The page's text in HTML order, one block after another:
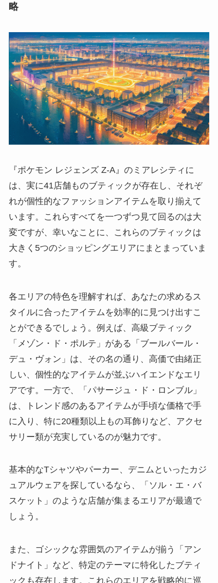
略
『ポケモン レジェンズ Z-A』のミアレシティに
は、実に41店舗ものブティックが存在し、それぞ
れが個性的なファッションアイテムを取り揃えて
います。これらすべてを一つずつ見て回るのは大
変ですが、幸いなことに、これらのブティックは
大きく5つのショッピングエリアにまとまっていま
す。
各エリアの特色を理解すれば、あなたの求めるス
タイルに合ったアイテムを効率的に見つけ出すこ
とができるでしょう。例えば、高級ブティック
「メゾン・ド・ポルテ」がある「ブールバール・
デュ・ヴォン」は、その名の通り、高価で由緒正
しい、個性的なアイテムが並ぶハイエンドなエリ
アです。一方で、「パサージュ・ド・ロンブル」
は、トレンド感のあるアイテムが手頃な価格で手
に入り、特に20種類以上もの耳飾りなど、アクセ
サリー類が充実しているのが魅力です。
基本的なTシャツやパーカー、デニムといったカジ
ュアルウェアを探しているなら、「ソル・エ・バ
スケット」のような店舗が集まるエリアが最適で
しょう。
また、ゴシックな雰囲気のアイテムが揃う「アン
ドナイト」など、特定のテーマに特化したブティ
ックも存在します。これらのエリアを戦略的に巡